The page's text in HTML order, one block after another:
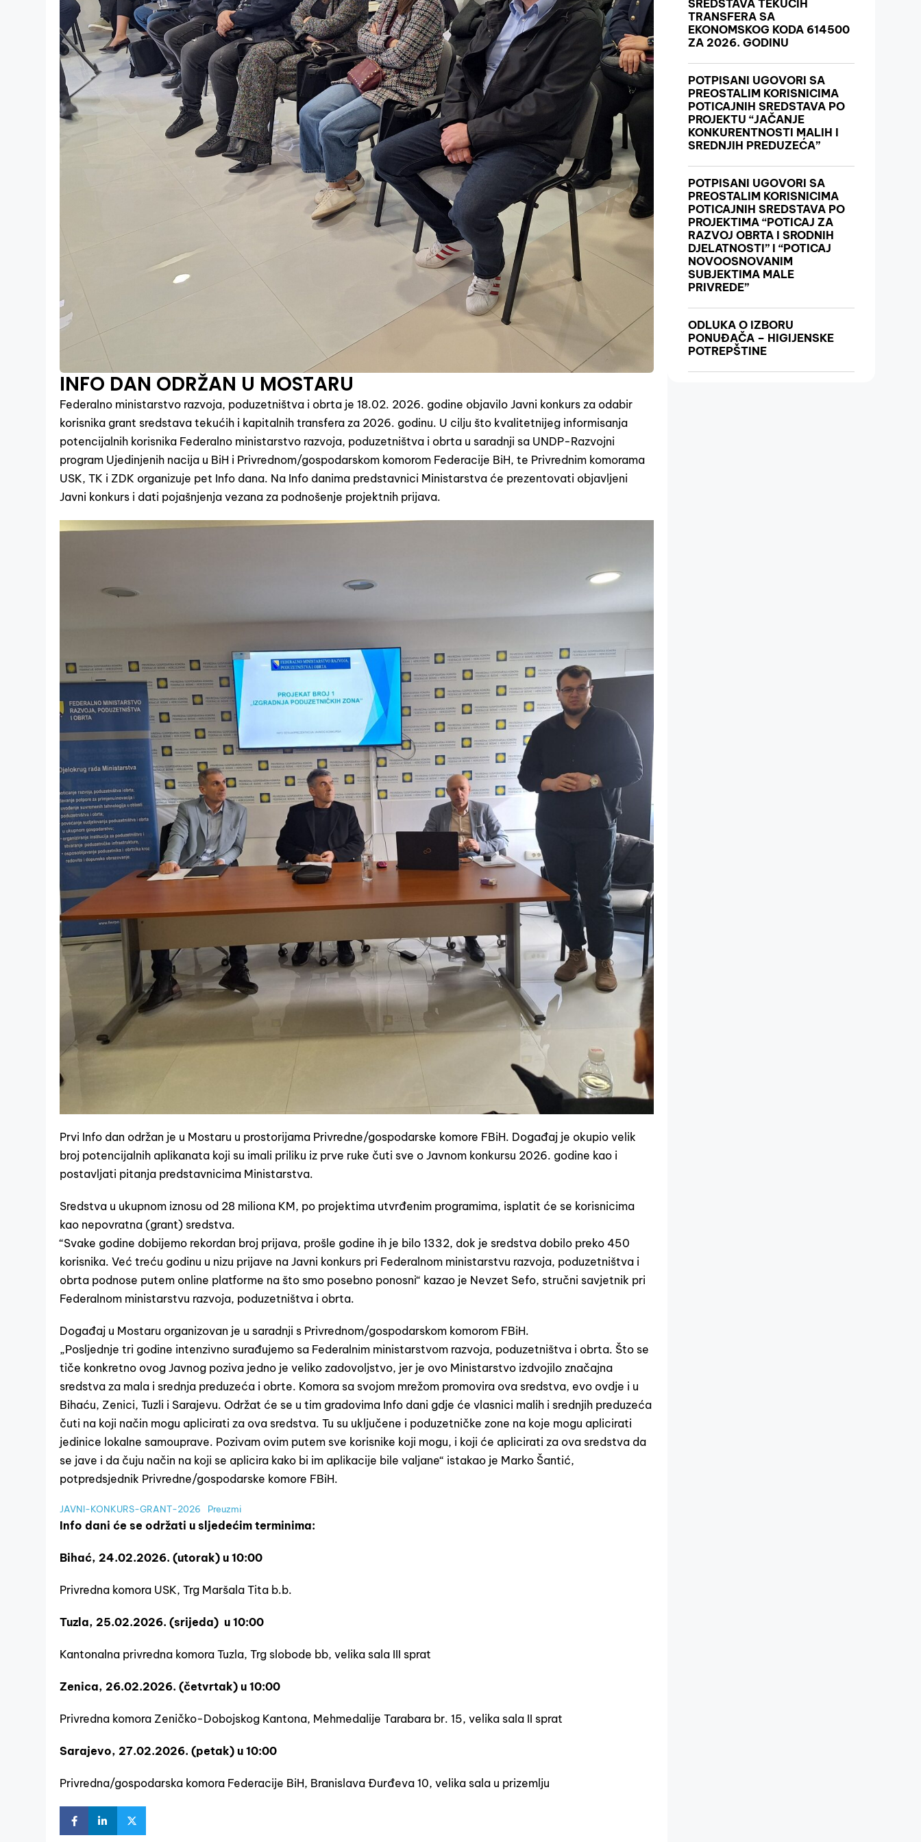
INFO DAN ODRŽAN U MOSTARU
Federalno ministarstvo razvoja, poduzetništva i obrta je 18.02. 2026. godine objavilo Javni konkurs za odabir
korisnika grant sredstava tekućih i kapitalnih transfera za 2026. godinu. U cilju što kvalitetnijeg informisanja
potencijalnih korisnika Federalno ministarstvo razvoja, poduzetništva i obrta u saradnji sa UNDP-Razvojni
program Ujedinjenih nacija u BiH i Privrednom/gospodarskom komorom Federacije BiH, te Privrednim komorama
USK, TK i ZDK organizuje pet Info dana. Na Info danima predstavnici Ministarstva će prezentovati objavljeni
Javni konkurs i dati pojašnjenja vezana za podnošenje projektnih prijava.
Prvi Info dan održan je u Mostaru u prostorijama Privredne/gospodarske komore FBiH. Događaj je okupio velik
broj potencijalnih aplikanata koji su imali priliku iz prve ruke čuti sve o Javnom konkursu 2026. godine kao i
postavljati pitanja predstavnicima Ministarstva.
Sredstva u ukupnom iznosu od 28 miliona KM, po projektima utvrđenim programima, isplatit će se korisnicima
kao nepovratna (grant) sredstva.
“Svake godine dobijemo rekordan broj prijava, prošle godine ih je bilo 1332, dok je sredstva dobilo preko 450
korisnika. Već treću godinu u nizu prijave na Javni konkurs pri Federalnom ministarstvu razvoja, poduzetništva i
obrta podnose putem online platforme na što smo posebno ponosni“ kazao je Nevzet Sefo, stručni savjetnik pri
Federalnom ministarstvu razvoja, poduzetništva i obrta.
Događaj u Mostaru organizovan je u saradnji s Privrednom/gospodarskom komorom FBiH.
„Posljednje tri godine intenzivno surađujemo sa Federalnim ministarstvom razvoja, poduzetništva i obrta. Što se
tiče konkretno ovog Javnog poziva jedno je veliko zadovoljstvo, jer je ovo Ministarstvo izdvojilo značajna
sredstva za mala i srednja preduzeća i obrte. Komora sa svojom mrežom promovira ova sredstva, evo ovdje i u
Bihaću, Zenici, Tuzli i Sarajevu. Održat će se u tim gradovima Info dani gdje će vlasnici malih i srednjih preduzeća
čuti na koji način mogu aplicirati za ova sredstva. Tu su uključene i poduzetničke zone na koje mogu aplicirati
jedinice lokalne samouprave. Pozivam ovim putem sve korisnike koji mogu, i koji će aplicirati za ova sredstva da
se jave i da čuju način na koji se aplicira kako bi im aplikacije bile valjane“ istakao je Marko Šantić,
potpredsjednik Privredne/gospodarske komore FBiH.
JAVNI-KONKURS-GRANT-2026 Preuzmi
Info dani će se održati u sljedećim terminima:
Bihać, 24.02.2026. (utorak) u 10:00
Privredna komora USK, Trg Maršala Tita b.b.
Tuzla, 25.02.2026. (srijeda) u 10:00
Kantonalna privredna komora Tuzla, Trg slobode bb, velika sala III sprat
Zenica, 26.02.2026. (četvrtak) u 10:00
Privredna komora Zeničko-Dobojskog Kantona, Mehmedalije Tarabara br. 15, velika sala II sprat
Sarajevo, 27.02.2026. (petak) u 10:00
Privredna/gospodarska komora Federacije BiH, Branislava Đurđeva 10, velika sala u prizemlju
SREDSTAVA TEKUĆIH
TRANSFERA SA
EKONOMSKOG KODA 614500
ZA 2026. GODINU
POTPISANI UGOVORI SA
PREOSTALIM KORISNICIMA
POTICAJNIH SREDSTAVA PO
PROJEKTU “JAČANJE
KONKURENTNOSTI MALIH I
SREDNJIH PREDUZEĆA”
POTPISANI UGOVORI SA
PREOSTALIM KORISNICIMA
POTICAJNIH SREDSTAVA PO
PROJEKTIMA “POTICAJ ZA
RAZVOJ OBRTA I SRODNIH
DJELATNOSTI” I “POTICAJ
NOVOOSNOVANIM
SUBJEKTIMA MALE
PRIVREDE”
ODLUKA O IZBORU
PONUĐAČA – HIGIJENSKE
POTREPŠTINE